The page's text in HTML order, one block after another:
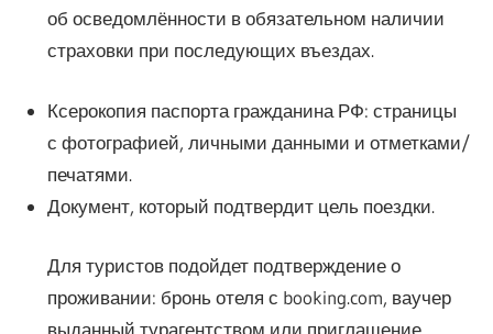
об осведомлённости в обязательном наличии
страховки при последующих въездах.
Ксерокопия паспорта гражданина РФ: страницы
с фотографией, личными данными и отметками/
печатями.
Документ, который подтвердит цель поездки.
Для туристов подойдет подтверждение о
проживании: бронь отеля с booking.com, ваучер